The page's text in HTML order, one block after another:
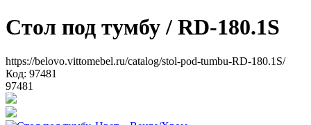
Стол под тумбу / RD-180.1S
https://belovo.vittomebel.ru/catalog/stol-pod-tumbu-RD-180.1S/
Код: 97481
97481